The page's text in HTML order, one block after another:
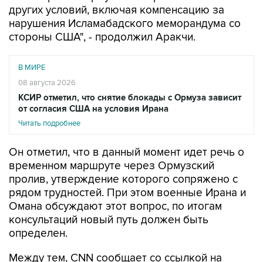
других условий, включая компенсацию за
нарушения Исламабадского меморандума со
стороны США", - продолжил Аракчи.
В МИРЕ
08 августа 2026
КСИР отметил, что снятие блокады с Ормуза зависит
от согласия США на условия Ирана
Читать подробнее
Он отметил, что в данный момент идет речь о
временном маршруте через Ормузский
пролив, утверждение которого сопряжено с
рядом трудностей. При этом военные Ирана и
Омана обсуждают этот вопрос, по итогам
консультаций новый путь должен быть
определен.
Между тем, CNN сообщает со ссылкой на